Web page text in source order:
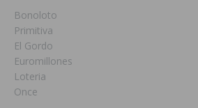
Bonoloto
Primitiva
El Gordo
Euromillones
Loteria
Once